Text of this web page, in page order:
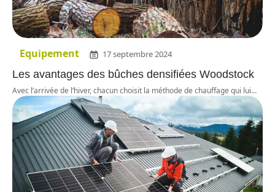
Equipement 17 septembre 2024
Les avantages des bûches densifiées Woodstock
Avec l’arrivée de l’hiver, chacun choisit la méthode de chauffage qui lui…